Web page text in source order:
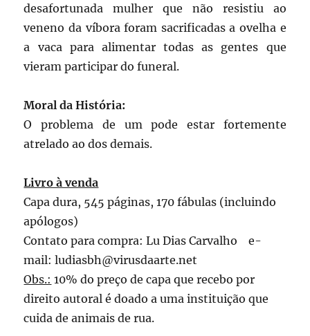
desafortunada mulher que não resistiu ao
veneno da víbora foram sacrificadas a ovelha e
a vaca para alimentar todas as gentes que
vieram participar do funeral.
Moral da História:
O problema de um pode estar fortemente
atrelado ao dos demais.
Livro à venda
Capa dura, 545 páginas, 170 fábulas (incluindo
apólogos)
Contato para compra: Lu Dias Carvalho e-
mail: ludiasbh@virusdaarte.net
Obs.: 10% do preço de capa que recebo por
direito autoral é doado a uma instituição que
cuida de animais de rua.